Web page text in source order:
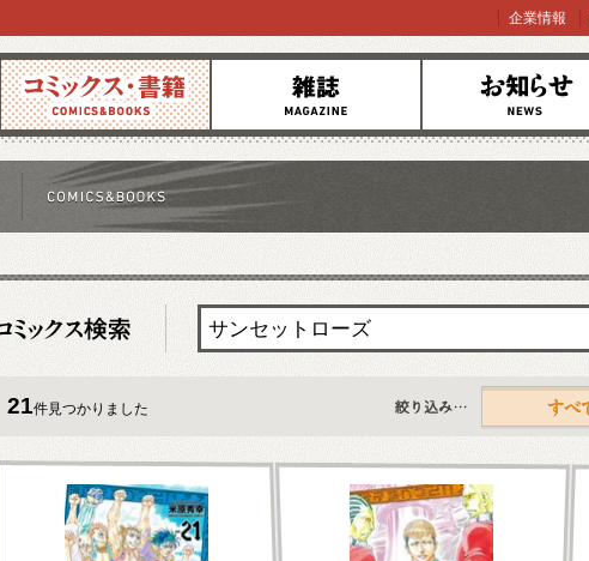
コミックス 雑誌 お知らせ
企業情報
21件見つかりました
すべて